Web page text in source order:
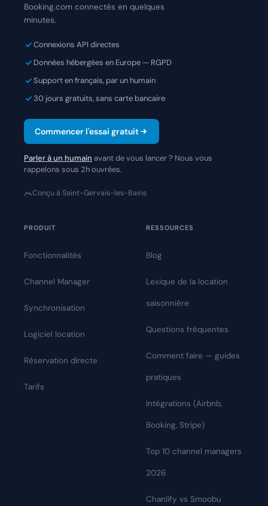
Booking.com connectés en quelques
minutes.
Connexions API directes
Données hébergées en Europe — RGPD
Support en français, par un humain
30 jours gratuits, sans carte bancaire
Commencer l'essai gratuit
Parler à un humain avant de vous lancer ? Nous vous
rappelons sous 2h ouvrées.
Conçu à Saint-Gervais-les-Bains
PRODUIT
Fonctionnalités
Channel Manager
Synchronisation
Logiciel location
Réservation directe
Tarifs
RESSOURCES
Blog
Lexique de la location
saisonnière
Questions fréquentes
Comment faire — guides
pratiques
Intégrations (Airbnb,
Booking, Stripe)
Top 10 channel managers
2026
Chanlify vs Smoobu